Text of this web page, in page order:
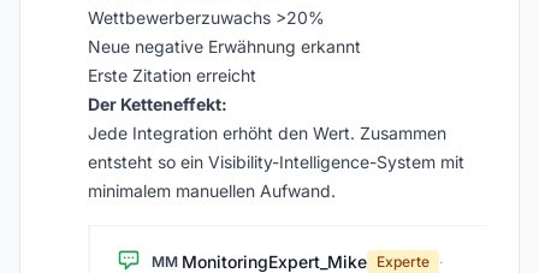
Wettbewerberzuwachs >20%
Neue negative Erwähnung erkannt
Erste Zitation erreicht
Der Ketteneffekt:
Jede Integration erhöht den Wert. Zusammen
entsteht so ein Visibility-Intelligence-System mit
minimalem manuellen Aufwand.
MM MonitoringExpert_Mike Experte ·